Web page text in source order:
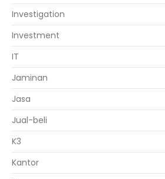
Investigation
Investment
IT
Jaminan
Jasa
Jual-beli
K3
Kantor